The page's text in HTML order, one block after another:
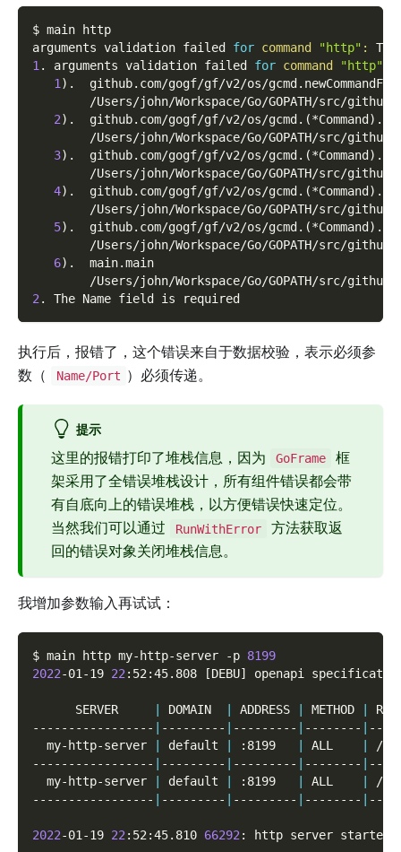
$ main http
arguments validation failed for command "http" :
1 . arguments validation failed for command
"http"
1 ) .  github.com/gogf/gf/v2/os/
/Users/john/Workspace/Go/GOPATH/src/
2) .  github.com/gogf/gf/v2/os/gcmd. (*Command )
/Users/john/Workspace/Go/GOPATH/src/
3) .  github.com/gogf/gf/v2/os/gcmd. (*Command )
/Users/john/Workspace/Go/GOPATH/src/
4) .  github.com/gogf/gf/v2/os/gcmd. (*Command )
/Users/john/Workspace/Go/GOPATH/src/
5) .  github.com/gogf/gf/v2/os/gcmd. (*Command )
/Users/john/Workspace/Go/GOPATH/src/
6) .  main.main
/Users/john/Workspace/Go/GOPATH/src/
2 . The Name field is required
执行后，报错了，这个错误来自于数据校验，表示必须参
数（
Name/Port ）必须传递。
提示
这里的报错打印了堆栈信息，因为 GoFrame
框
架采用了全错误堆栈设计，所有组件错误都会带
有自底向上的错误堆栈，以方便错误快速定位。
当然我们可以通过
RunWithError
方法获取返
回的错误对象关闭堆栈信息。
我增加参数输入再试试：
$ main http my-http-server -p 8199
2022-01-19 22:52:45.808 [DEBU] openapi
      SERVER
DOMAIN ADDRESS METHOD
-----------------
--------- --------- --------
  my-http-server
default :8199 ALL
-----------------
--------- --------- --------
  my-http-server
default :8199 ALL
/
-----------------
--------- --------- --------
2022-01-19 22:52:45.810 66292: http server started